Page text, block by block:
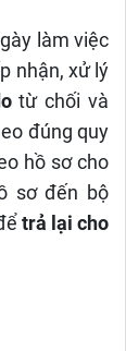
làm việc
nhận, xử lý
từ chối và
đúng quy
hồ sơ cho
sơ đến bộ
trả lại cho